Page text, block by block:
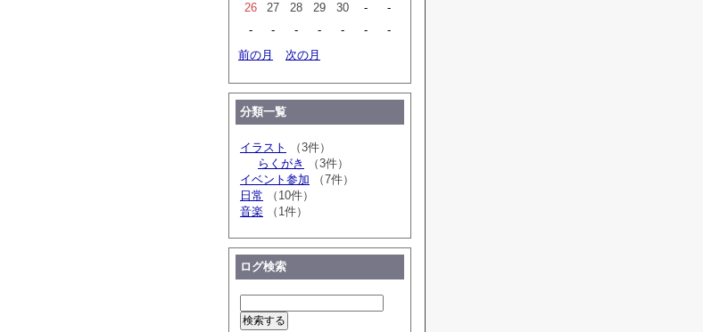
26
27 28 29 30 -
-
-
- - - - -
-
前の月
次の月
分類一覧
イラスト
（3件）
らくがき
（3件）
イベント参加 （7件）
日常 （10件）
音楽 （1件）
ログ検索